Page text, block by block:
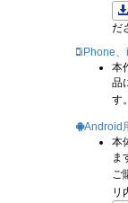
だ
iPhone、
本
品
す
Android
本
ま
ご
リ